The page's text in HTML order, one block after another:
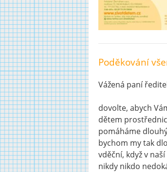
Poděkování
Vážená paní
dovolte, abych
dětem
pomáháme
bychom my tak
vděční, když v
nikdy nikdo